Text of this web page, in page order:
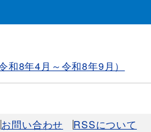
8年4月～令和8年9月）
お問い合わせ RSSについて